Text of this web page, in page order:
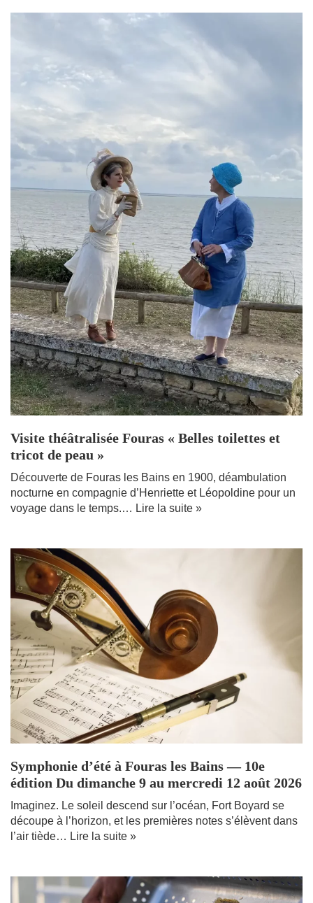
Visite théâtralisée Fouras « Belles toilettes et
tricot de peau »
Découverte de Fouras les Bains en 1900, déambulation
nocturne en compagnie d’Henriette et Léopoldine pour un
voyage dans le temps.… Lire la suite »
Symphonie d’été à Fouras les Bains — 10e
édition Du dimanche 9 au mercredi 12 août 2026
Imaginez. Le soleil descend sur l’océan, Fort Boyard se
découpe à l’horizon, et les premières notes s’élèvent dans
l’air tiède… Lire la suite »